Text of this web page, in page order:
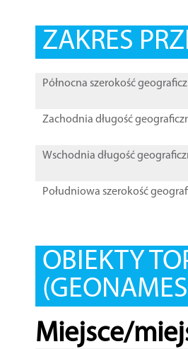
ZAKRES
Północna szerokość
Zachodnia długość
Wschodnia długość
Południowa szerokość
OBIEKTY
Miejsce/